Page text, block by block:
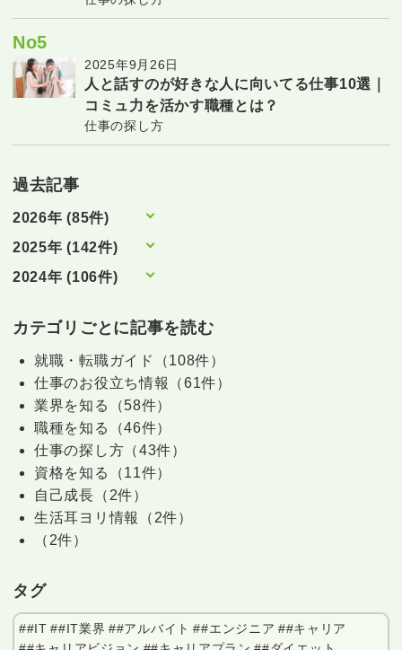
No5
2025年9月26日
人と話すのが好きな人に向いてる仕事10選｜
コミュ力を活かす職種とは？
仕事の探し方
過去記事
2026年 (85件)
2025年 (142件)
2024年 (106件)
カテゴリごとに記事を読む
就職・転職ガイド（108件）
仕事のお役立ち情報（61件）
業界を知る（58件）
職種を知る（46件）
仕事の探し方（43件）
資格を知る（11件）
自己成長（2件）
生活耳ヨリ情報（2件）
（2件）
タグ
##IT ##IT業界 ##アルバイト ##エンジニア ##キャリア